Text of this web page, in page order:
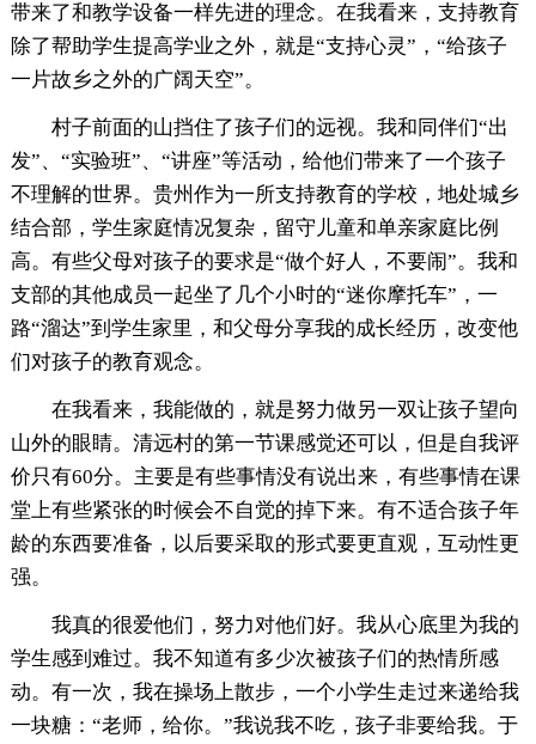
带来了和教学设备一样先进的理念。在我看来，支持教育
除了帮助学生提高学业之外，就是“支持心灵”，“给孩子
一片故乡之外的广阔天空”。
村子前面的山挡住了孩子们的远视。我和同伴们“出
发”、“实验班”、“讲座”等活动，给他们带来了一个孩子
不理解的世界。贵州作为一所支持教育的学校，地处城乡
结合部，学生家庭情况复杂，留守儿童和单亲家庭比例
高。有些父母对孩子的要求是“做个好人，不要闹”。我和
支部的其他成员一起坐了几个小时的“迷你摩托车”，一
路“溜达”到学生家里，和父母分享我的成长经历，改变他
们对孩子的教育观念。
在我看来，我能做的，就是努力做另一双让孩子望向
山外的眼睛。清远村的第一节课感觉还可以，但是自我评
价只有60分。主要是有些事情没有说出来，有些事情在课
堂上有些紧张的时候会不自觉的掉下来。有不适合孩子年
龄的东西要准备，以后要采取的形式要更直观，互动性更
强。
我真的很爱他们，努力对他们好。我从心底里为我的
学生感到难过。我不知道有多少次被孩子们的热情所感
动。有一次，我在操场上散步，一个小学生走过来递给我
一块糖：“老师，给你。”我说我不吃，孩子非要给我。于